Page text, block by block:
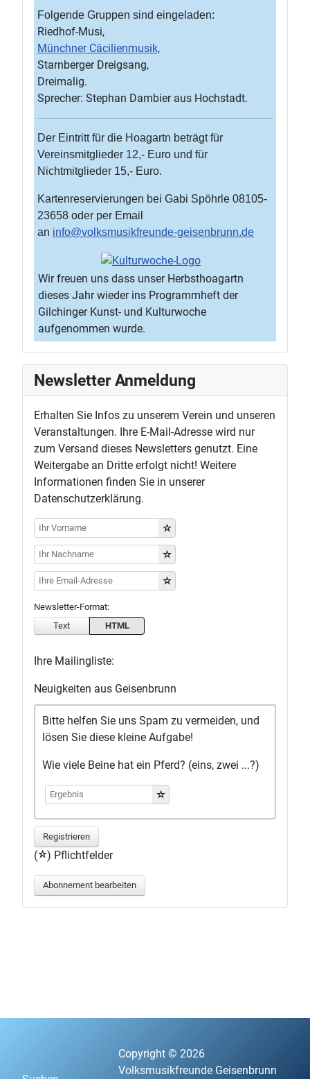
Folgende Gruppen sind eingeladen:
Riedhof-Musi,
Münchner Cäcilienmusik,
Starnberger Dreigsang,
Dreimalig.
Sprecher: Stephan Dambier aus Hochstadt.
Der Eintritt für die Hoagartn beträgt für
Vereinsmitglieder 12,- Euro und für
Nichtmitglieder 15,- Euro.
Kartenreservierungen bei Gabi Spöhrle 08105-
23658 oder per Email
an info@volksmusikfreunde-geisenbrunn.de
Wir freuen uns dass unser Herbsthoagartn
dieses Jahr wieder ins Programmheft der
Gilchinger Kunst- und Kulturwoche
aufgenommen wurde.
Newsletter Anmeldung
Erhalten Sie Infos zu unserem Verein und unseren
Veranstaltungen. Ihre E-Mail-Adresse wird nur
zum Versand dieses Newsletters genutzt. Eine
Weitergabe an Dritte erfolgt nicht! Weitere
Informationen finden Sie in unserer
Datenschutzerklärung.
Newsletter-Format:
Text
HTML
Ihre Mailingliste:
Neuigkeiten aus Geisenbrunn
Bitte helfen Sie uns Spam zu vermeiden, und
lösen Sie diese kleine Aufgabe!
Wie viele Beine hat ein Pferd? (eins, zwei ...?)
Registrieren
( ) Pflichtfelder
Abonnement bearbeiten
Copyright © 2026
Volksmusikfreunde Geisenbrunn